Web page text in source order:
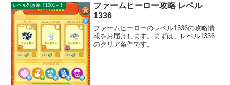
レベル別攻略【1001～】
ファームヒーロー攻略 レベル
1336
ファームヒーローのレベル1336の攻略情
報をお届けします。まずは、レベル1336
のクリア条件です。